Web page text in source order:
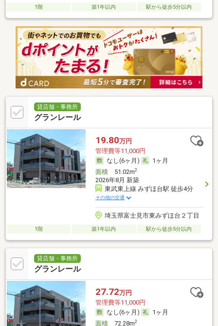
1階 築1年以内 駅から徒歩5分以内
貸店舗・事務所
グランレール
19.80万円
管理費等11,000円
なし(6ヶ月)
1ヶ月
面積51.02m2
2026年8月 新築
東武東上線 みずほ台駅 徒歩4分
その他の交通
埼玉県富士見市東みずほ台２丁目
1階 築1年以内 駅から徒歩5分以内
貸店舗・事務所
グランレール
27.72万円
管理費等11,000円
なし(6ヶ月)
1ヶ月
面積72.28m2